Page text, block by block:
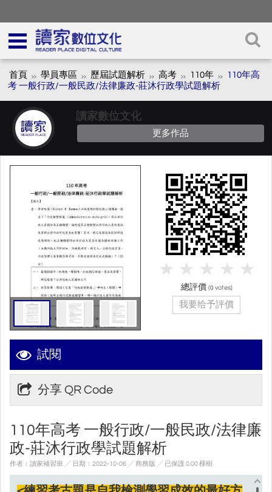
首頁 學員專區 歷屆試題解析 高考 110年
110年⾼
考 一般行政/一般民政/法律廉政-莊沐⾏政學試題解析
讀家數位文化
更多作品
試閱
分享 QR Code
110年⾼考 一般行政/一般民政/法律廉
政-莊沐⾏政學試題解析
作者：讀家補習班 ╱ 日期：2022-10-06 ╱ 商務版 ╱ 已保護 0.00 棵樹
總評價 (0 votes)
我要给予評價